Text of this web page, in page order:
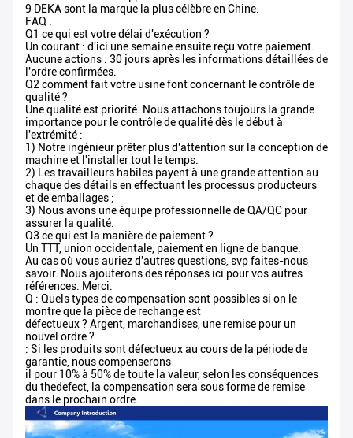
9 DEKA sont la marque la plus célèbre en Chine.
FAQ :
Q1 ce qui est votre délai d'exécution ?
Un courant : d'ici une semaine ensuite reçu votre paiement.
Aucune actions : 30 jours après les informations détaillées de
l'ordre confirmées.
Q2 comment fait votre usine font concernant le contrôle de
qualité ?
Une qualité est priorité. Nous attachons toujours la grande
importance pour le contrôle de qualité dès le début à
l'extrémité :
1) Notre ingénieur prêter plus d'attention sur la conception de
machine et l'installer tout le temps.
2) Les travailleurs habiles payent à une grande attention au
chaque des détails en effectuant les processus producteurs
et de emballages ;
3) Nous avons une équipe professionnelle de QA/QC pour
assurer la qualité.
Q3 ce qui est la manière de paiement ?
Un TTT, union occidentale, paiement en ligne de banque.
Au cas où vous auriez d'autres questions, svp faites-nous
savoir. Nous ajouterons des réponses ici pour vos autres
références. Merci.
Q : Quels types de compensation sont possibles si on le
montre que la pièce de rechange est
défectueux ? Argent, marchandises, une remise pour un
nouvel ordre ?
: Si les produits sont défectueux au cours de la période de
garantie, nous compenserons
il pour 10% à 50% de toute la valeur, selon les conséquences
du thedefect, la compensation sera sous forme de remise
dans le prochain ordre.